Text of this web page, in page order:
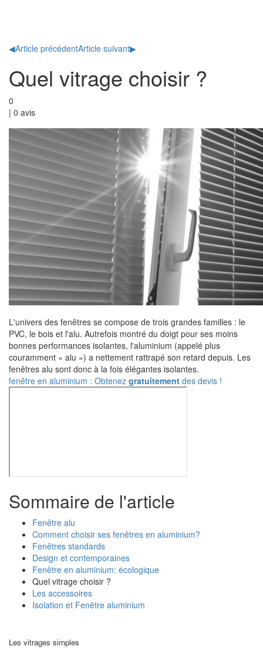
◀Article précédentArticle suivant▶
Quel vitrage choisir ?
0
| 0 avis
L'univers des fenêtres se compose de trois grandes familles : le
PVC, le bois et l'alu. Autrefois montré du doigt pour ses moins
bonnes performances isolantes, l'aluminium (appelé plus
couramment « alu ») a nettement rattrapé son retard depuis. Les
fenêtres alu sont donc à la fois élégantes isolantes.
fenêtre en aluminium : Obtenez gratuitement des devis !
Sommaire de l'article
Fenêtre alu
Comment choisir ses fenêtres en aluminium?
Fenêtres standards
Design et contemporaines
Fenêtre en aluminium: écologique
Quel vitrage choisir ?
Les accessoires
Isolation et Fenêtre aluminium
Les vitrages simples